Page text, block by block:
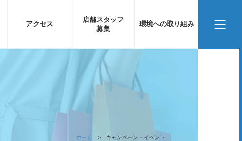
アクセス
店舗スタッフ
募集
環境への取り組み
ホーム キャンペーン・イベント